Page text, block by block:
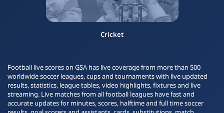
Cricket
Football live scores on GSA has live coverage from more than 500
worldwide soccer leagues, cups and tournaments with live updated
results, statistics, league tables, video highlights, fixtures and live
streaming. Live matches from all football leagues have fast and
accurate updates for minutes, scores, halftime and full time soccer